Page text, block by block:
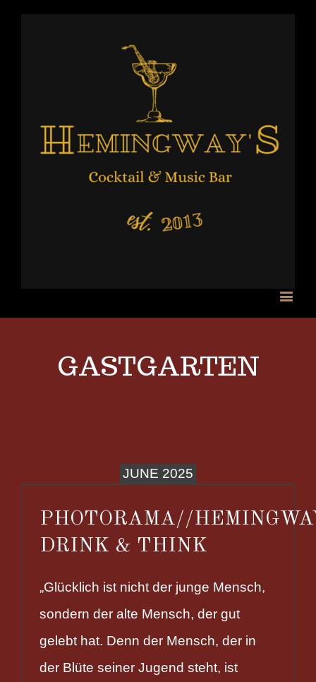
GASTGARTEN
JUNE 2025
PHOTORAMA//
DRINK & THINK
„Glücklich ist nicht der junge Mensch,
sondern der alte Mensch, der gut
gelebt hat. Denn der Mensch, der in
der Blüte seiner Jugend steht, ist